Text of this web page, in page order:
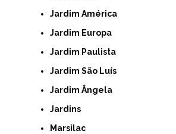
Jardim América
Jardim Europa
Jardim Paulista
Jardim São Luís
Jardim Ângela
Jardins
Marsilac